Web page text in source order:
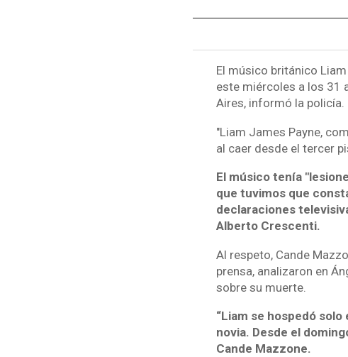
El músico británico
este miércoles a los 31
Aires, informó la policía.
"Liam James Payne,
al caer desde el tercer
El músico tenía
que tuvimos que
declaraciones
Alberto Crescenti.
Al respeto, Cande
prensa, analizaron en
sobre su muerte.
“Liam se hospedó
novia. Desde el
Cande Mazzone.